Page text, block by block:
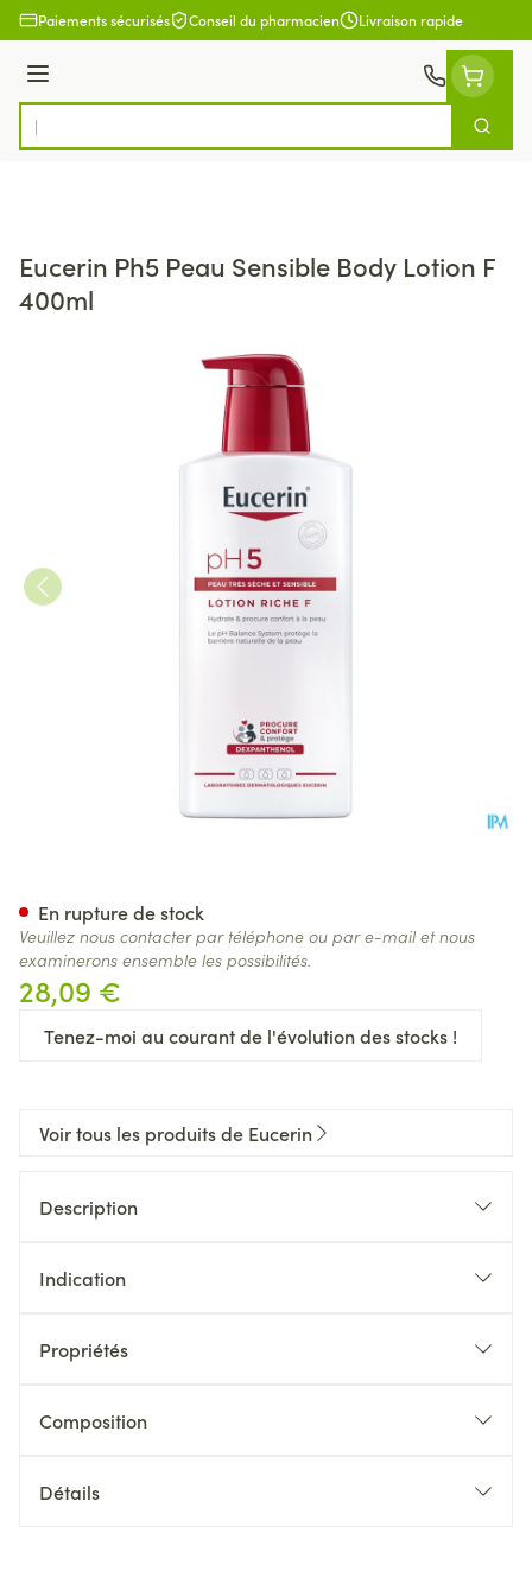
Aller au contenu
Paiements sécurisés Conseil du pharmacien Livraison rapide
Menu
Rechercher
Eucerin Ph5 Peau Sensible Body Lotion F
400ml
28,09 €
Tenez-moi au courant de l'évolution des stocks !
En rupture de stock
Veuillez nous contacter par téléphone ou par e-mail et nous
examinerons ensemble les possibilités.
Voir tous les produits de Eucerin
Description
Indication
Propriétés
Composition
Détails